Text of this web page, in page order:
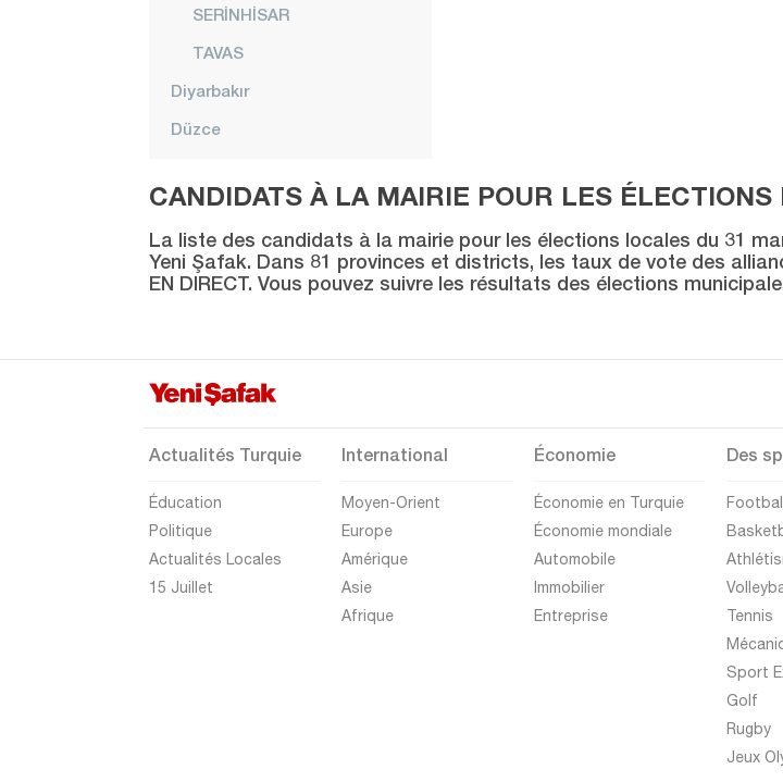
SERİNHİSAR
TAVAS
Diyarbakır
Düzce
Elazığ
Erzincan
Erzurum
Gaziantep
Giresun
Gümüşhane
Hatay
Isparta
CANDIDATS À LA MAIRIE POUR LES
La liste des candidats à la mairie pour les élections locales du 31
Yeni Şafak. Dans 81 provinces et districts, les taux de vote des
EN DIRECT. Vous pouvez suivre les résultats des élections
Actualités Turquie
Éducation
Politique
Actualités Locales
15 Juillet
International
Moyen-Orient
Europe
Amérique
Asie
Afrique
Économie
Économie en Turquie
Économie mondiale
Automobile
Immobilier
Entreprise
Des
Footbal
Tennis
Sport
Golf
Rugby
Jeux